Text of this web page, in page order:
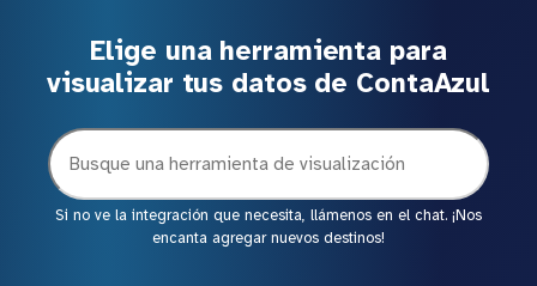
Elige una herramienta para
visualizar tus datos de ContaAzul
Si no ve la integración que necesita, llámenos en el chat. ¡Nos
encanta agregar nuevos destinos!